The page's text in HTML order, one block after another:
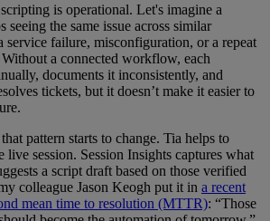
is operational. Let's imagine a
seeing the same issue across similar
service failure, misconfiguration, or a repeat
a connected workflow, each
documents it inconsistently, and
tickets, but it doesn’t make it easier to
that pattern starts to change. Tia helps to
live session. Session Insights captures what
a script draft based on those verified
colleague Jason Keogh put it in a recent
mean time to resolution (MTTR): “Those